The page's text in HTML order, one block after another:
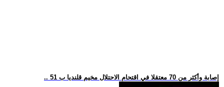
.. 51 إصابة وأكثر من 70 معتقلا في اقتحام الاحتلال مخيم قلنديا ب